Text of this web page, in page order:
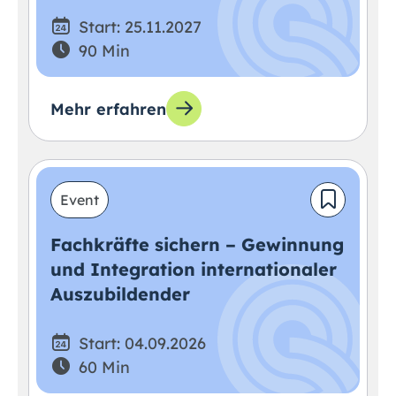
Start: 25.11.2027
90 Min
Mehr erfahren
Event
Fachkräfte sichern – Gewinnung
und Integration internationaler
Auszubildender
Start: 04.09.2026
60 Min